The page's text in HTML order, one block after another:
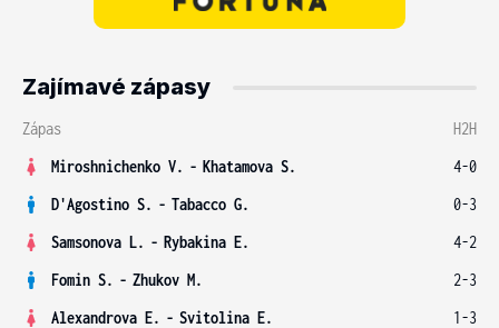
Zajímavé zápasy
Zápas
H2H
Miroshnichenko V. - Khatamova S.
4-0
D'Agostino S. - Tabacco G.
0-3
Samsonova L. - Rybakina E.
4-2
Fomin S. - Zhukov M.
2-3
Alexandrova E. - Svitolina E.
1-3